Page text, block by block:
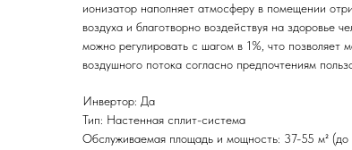
ионизатор наполняет атмосферу в помещении
воздуха и благотворно воздействуя на здоровье
можно регулировать с шагом в 1%, что позволяет
воздушного потока согласно предпочтениям
Инвертор: Да
Тип: Настенная сплит-система
Обслуживаемая площадь и мощность: 37-55 м²